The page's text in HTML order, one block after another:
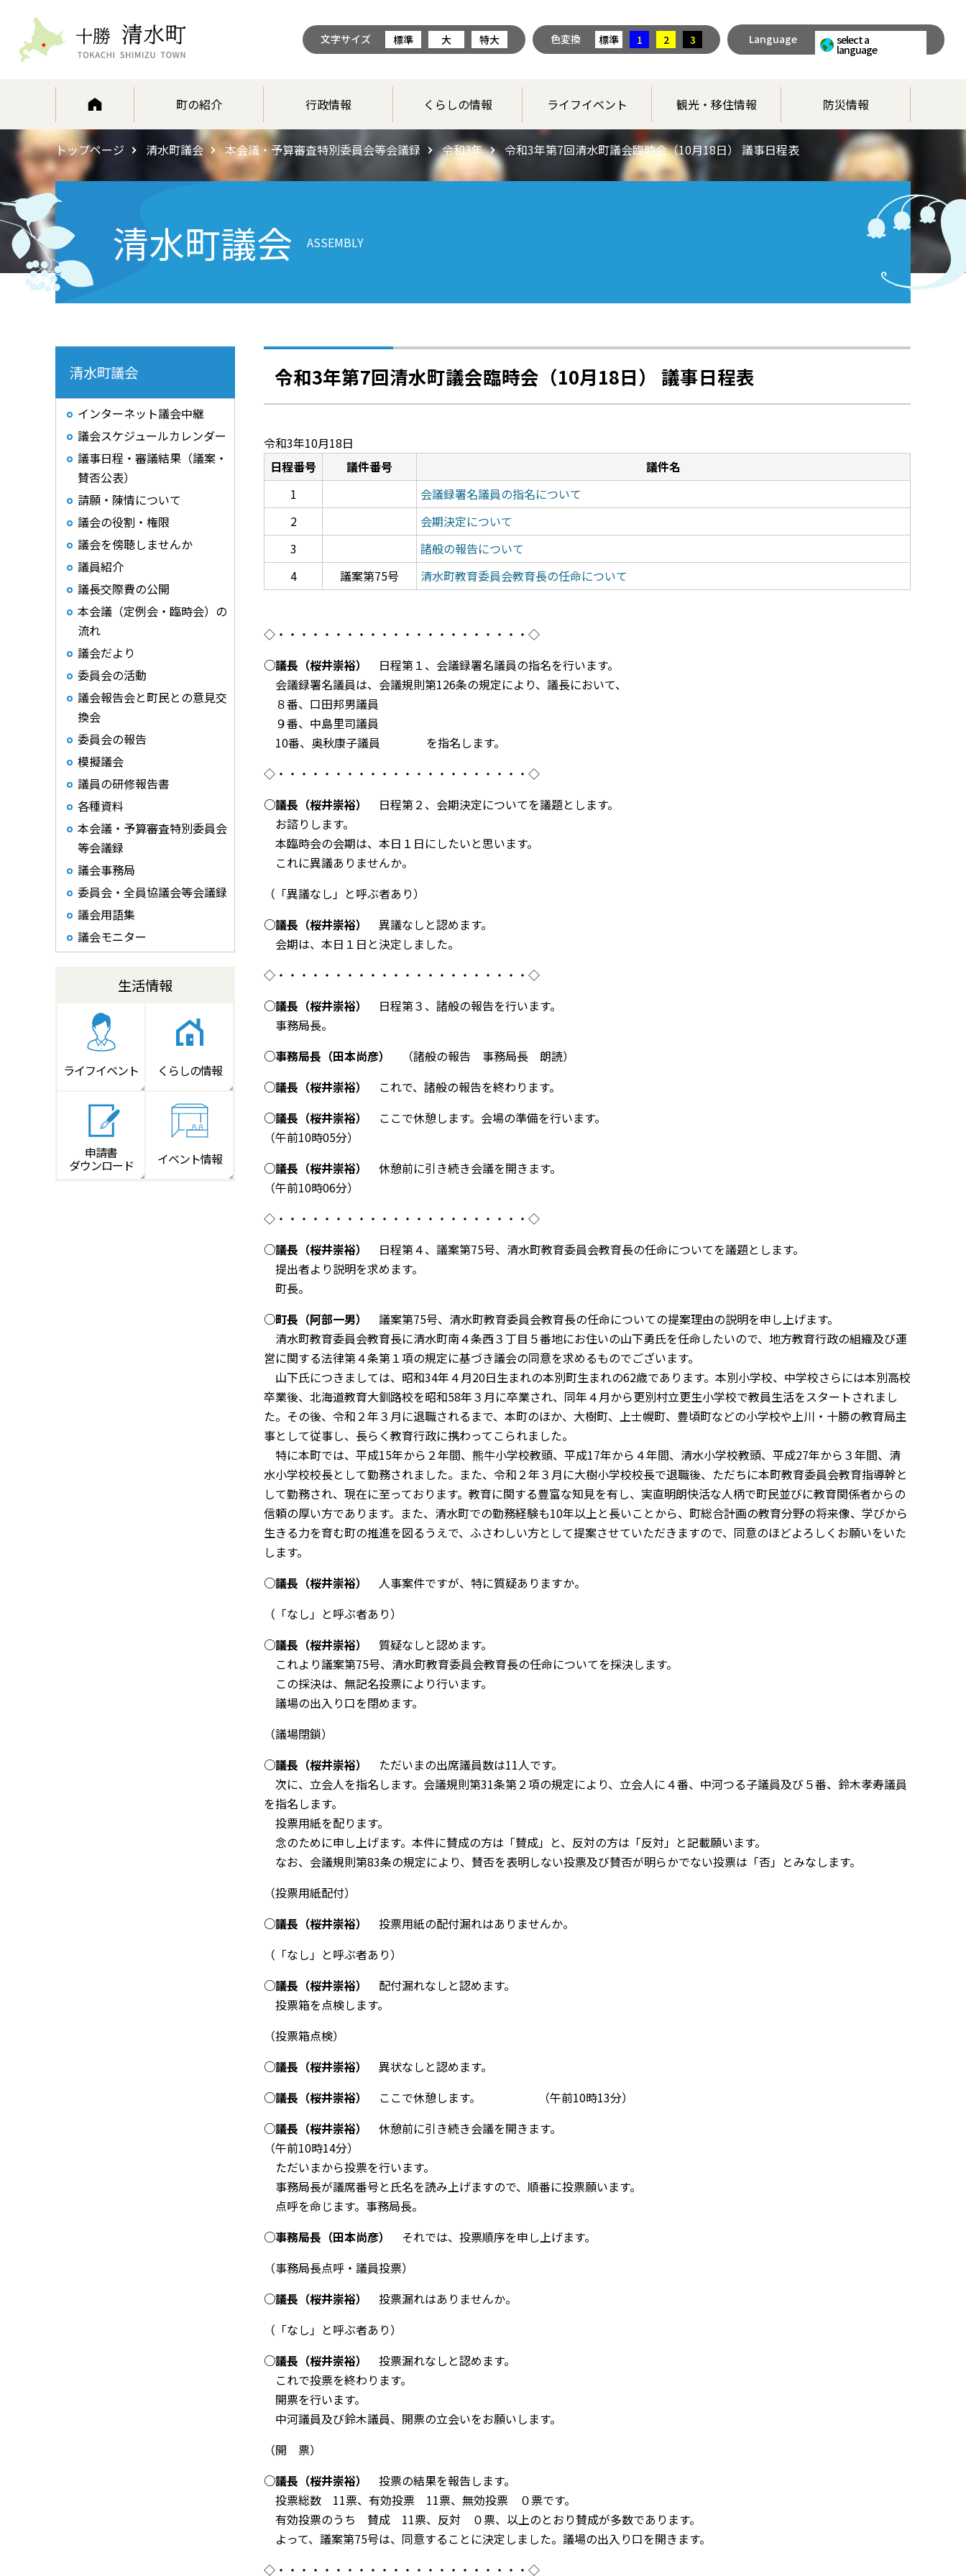
文字サイズ 標準 大 特大 色変換 標準 1 2 3 Language select a
language
町の紹介 行政情報 くらしの情報 ライフイベント 観光・移住情報 防災情報
トップページ 清水町議会 本会議・予算審査特別委員会等会議録 令和3年 令和3年第7回清水町議会臨時会（10月18日） 議事日程表
清水町議会 ASSEMBLY
清水町議会
インターネット議会中継
議会スケジュールカレンダー
議事日程・審議結果（議案・
賛否公表）
請願・陳情について
議会の役割・権限
議会を傍聴しませんか
議員紹介
議長交際費の公開
本会議（定例会・臨時会）の
流れ
議会だより
委員会の活動
議会報告会と町民との意見交
換会
委員会の報告
模擬議会
議員の研修報告書
各種資料
本会議・予算審査特別委員会
等会議録
議会事務局
委員会・全員協議会等会議録
議会用語集
議会モニター
生活情報
ライフイベント くらしの情報
申請書
ダウンロード イベント情報
令和3年第7回清水町議会臨時会（10月18日） 議事日程表
令和3年10月18日
日程番号
議件番号
議件名
1
会議録署名議員の指名について
2
会期決定について
3
諸般の報告について
4
議案第75号 清水町教育委員会教育長の任命について
◇・・・・・・・・・・・・・・・・・・・・・・ ◇
○議長（桜井崇裕）
日程第１、会議録署名議員の指名を行います。
会議録署名議員は、会議規則第126条の規定により、議長において、
８番、口田邦男議員
９番、中島里司議員
10番、奥秋康子議員 を指名します。
◇・・・・・・・・・・・・・・・・・・・・・・ ◇
○議長（桜井崇裕）
日程第２、会期決定についてを議題とします。
お諮りします。
本臨時会の会期は、本日１日にしたいと思います。
これに異議ありませんか。
（「異議なし」と呼ぶ者あり）
○議長（桜井崇裕）
異議なしと認めます。
会期は、本日１日と決定しました。
◇・・・・・・・・・・・・・・・・・・・・・・ ◇
○議長（桜井崇裕）
日程第３、諸般の報告を行います。
事務局長。
○事務局長（田本尚彦）
（諸般の報告 事務局長 朗読）
○議長（桜井崇裕）
これで、諸般の報告を終わります。
○議長（桜井崇裕）
ここで休憩します。会場の準備を行います。
（午前10時05分）
○議長（桜井崇裕）
休憩前に引き続き会議を開きます。
（午前10時06分）
◇・・・・・・・・・・・・・・・・・・・・・・ ◇
○議長（桜井崇裕） 日程第４、議案第75号、清水町教育委員会教育長の任命についてを議題とします。
提出者より説明を求めます。
町長。
○町長（阿部一男） 議案第75号、清水町教育委員会教育長の任命についての提案理由の説明を申し上げます。
清水町教育委員会教育長に清水町南４条西３丁目５番地にお住いの山下勇氏を任命したいので、地方教育行政の組織及び運
営に関する法律第４条第１項の規定に基づき議会の同意を求めるものでございます。
山下氏につきましては、昭和34年４月20日生まれの本別町生まれの62歳であります。本別小学校、中学校さらには本別高校
卒業後、北海道教育大釧路校を昭和58年３月に卒業され、同年４月から更別村立更生小学校で教員生活をスタートされまし
た。その後、令和２年３月に退職されるまで、本町のほか、大樹町、上士幌町、豊頃町などの小学校や上川・十勝の教育局主
事として従事し、長らく教育行政に携わってこられました。
特に本町では、平成15年から２年間、熊牛小学校教頭、平成17年から４年間、清水小学校教頭、平成27年から３年間、清
水小学校校長として勤務されました。また、令和２年３月に大樹小学校校長で退職後、ただちに本町教育委員会教育指導幹と
して勤務され、現在に至っております。教育に関する豊富な知見を有し、実直明朗快活な人柄で町民並びに教育関係者からの
信頼の厚い方であります。また、清水町での勤務経験も10年以上と長いことから、町総合計画の教育分野の将来像、学びから
生きる力を育む町の推進を図るうえで、ふさわしい方として提案させていただきますので、同意のほどよろしくお願いをいた
します。
○議長（桜井崇裕）
人事案件ですが、特に質疑ありますか。
（「なし」と呼ぶ者あり）
○議長（桜井崇裕）
質疑なしと認めます。
これより議案第75号、清水町教育委員会教育長の任命についてを採決します。
この採決は、無記名投票により行います。
議場の出入り口を閉めます。
（議場閉鎖）
○議長（桜井崇裕） ただいまの出席議員数は11人です。
次に、立会人を指名します。会議規則第31条第２項の規定により、立会人に４番、中河つる子議員及び５番、鈴木孝寿議員
を指名します。
投票用紙を配ります。
念のために申し上げます。本件に賛成の方は「賛成」と、反対の方は「反対」と記載願います。
なお、会議規則第83条の規定により、賛否を表明しない投票及び賛否が明らかでない投票は「否」とみなします。
（投票用紙配付）
○議長（桜井崇裕）
投票用紙の配付漏れはありませんか。
（「なし」と呼ぶ者あり）
○議長（桜井崇裕）
配付漏れなしと認めます。
投票箱を点検します。
（投票箱点検）
○議長（桜井崇裕）
異状なしと認めます。
○議長（桜井崇裕） ここで休憩します。 （午前10時13分）
○議長（桜井崇裕）
休憩前に引き続き会議を開きます。
（午前10時14分）
ただいまから投票を行います。
事務局長が議席番号と氏名を読み上げますので、順番に投票願います。
点呼を命じます。事務局長。
○事務局長（田本尚彦）
それでは、投票順序を申し上げます。
（事務局長点呼・議員投票）
○議長（桜井崇裕）
投票漏れはありませんか。
（「なし」と呼ぶ者あり）
○議長（桜井崇裕）
投票漏れなしと認めます。
これで投票を終わります。
開票を行います。
中河議員及び鈴木議員、開票の立会いをお願いします。
（開 票）
○議長（桜井崇裕）
投票の結果を報告します。
投票総数 11票、有効投票 11票、無効投票 ０票です。
有効投票のうち 賛成 11票、反対 ０票、以上のとおり賛成が多数であります。
よって、議案第75号は、同意することに決定しました。議場の出入り口を開きます。
◇・・・・・・・・・・・・・・・・・・・・・・ ◇